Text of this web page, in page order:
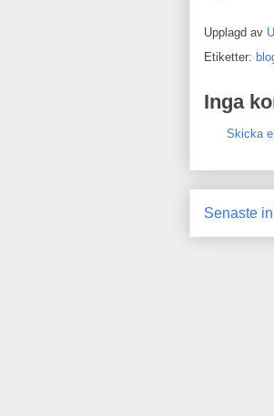
Upplagd av
Etiketter:
Inga
Skicka
Senaste